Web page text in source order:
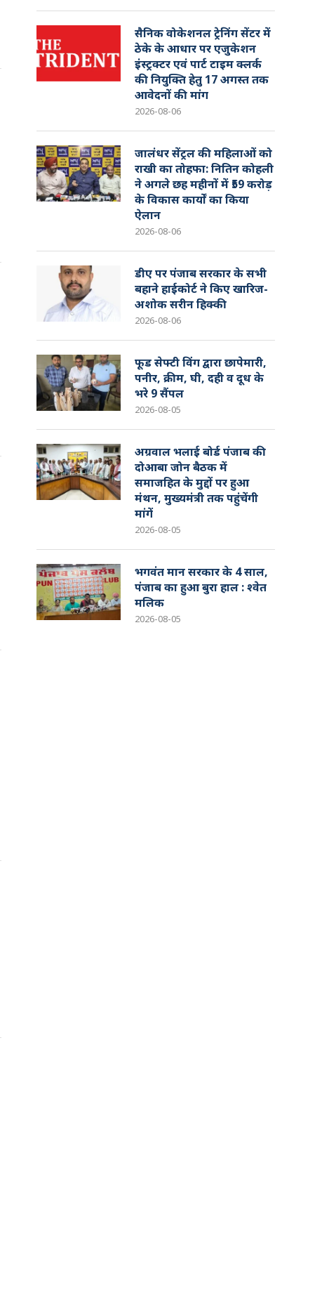
सैनिक वोकेशनल ट्रेनिंग सेंटर में
ठेके के आधार पर एजुकेशन
इंस्ट्रक्टर एवं पार्ट टाइम क्लर्क
की नियुक्ति हेतु 17 अगस्त तक
आवेदनों की मांग
2026-08-06
जालंधर सेंट्रल की महिलाओं को
राखी का तोहफा: नितिन कोहली
ने अगले छह महीनों में ₹59 करोड़
के विकास कार्यों का किया
ऐलान
2026-08-06
डीए पर पंजाब सरकार के सभी
बहाने हाईकोर्ट ने किए खारिज-
अशोक सरीन हिक्की
2026-08-06
फूड सेफ्टी विंग द्वारा छापेमारी,
पनीर, क्रीम, घी, दही व दूध के
भरे 9 सैंपल
2026-08-05
अग्रवाल भलाई बोर्ड पंजाब की
दोआबा जोन बैठक में
समाजहित के मुद्दों पर हुआ
मंथन, मुख्यमंत्री तक पहुंचेंगी
मांगें
2026-08-05
भगवंत मान सरकार के 4 साल,
पंजाब का हुआ बुरा हाल : श्वेत
मलिक
2026-08-05